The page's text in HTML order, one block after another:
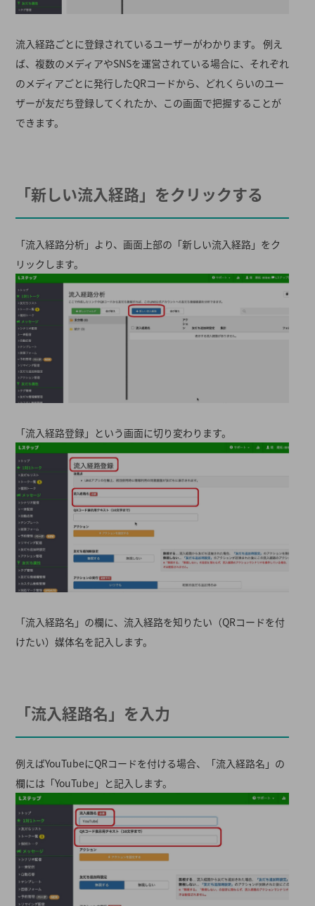
流入経路ごとに登録されているユーザーがわかります。 例え
ば、複数のメディアやSNSを運営されている場合に、それぞれ
のメディアごとに発行したQRコードから、どれくらいのユー
ザーが友だち登録してくれたか、この画面で把握することが
できます。
「新しい流入経路」をクリックする
「流入経路分析」より、画面上部の「新しい流入経路」をク
リックします。
「流入経路登録」という画面に切り変わります。
「流入経路名」の欄に、流入経路を知りたい（QRコードを付
けたい）媒体名を記入します。
「流入経路名」を入力
例えばYouTubeにQRコードを付ける場合、「流入経路名」の
欄には「YouTube」と記入します。